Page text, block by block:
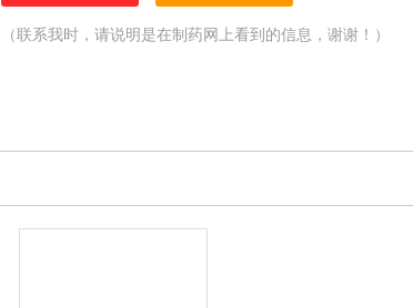
（联系我时，请说明是在制药网上看到的信息，谢谢！）